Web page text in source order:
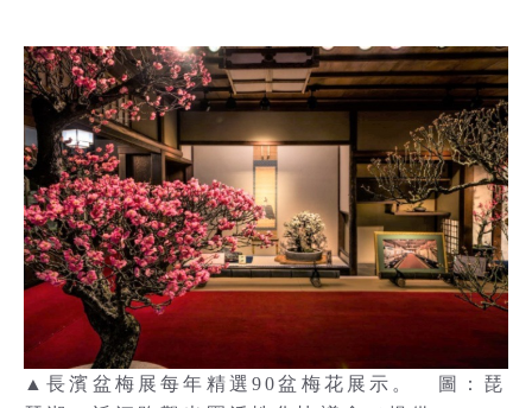
▲長濱盆梅展每年精選90盆梅花展示。 圖：琵